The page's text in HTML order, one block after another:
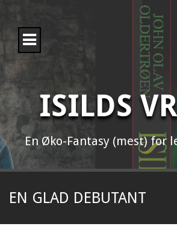
p
t
n
h
o
l
ISILDS
En Øko-Fantasy (mest) for
EN GLAD DEBUTANT